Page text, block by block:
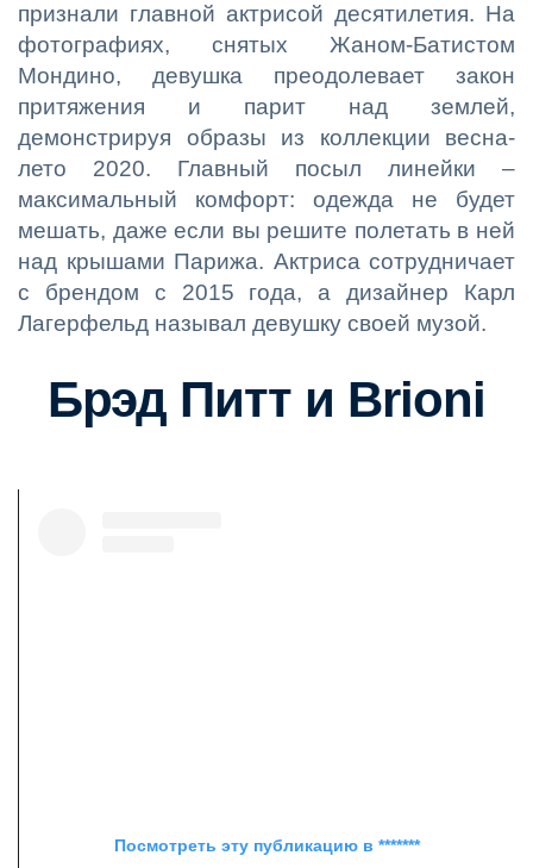
признали главной актрисой десятилетия. На
фотографиях, снятых Жаном-Батистом
Мондино, девушка преодолевает закон
притяжения и парит над землей,
демонстрируя образы из коллекции весна-
лето 2020. Главный посыл линейки –
максимальный комфорт: одежда не будет
мешать, даже если вы решите полетать в ней
над крышами Парижа. Актриса сотрудничает
с брендом с 2015 года, а дизайнер Карл
Лагерфельд называл девушку своей музой.
Брэд Питт и Brioni
Посмотреть эту публикацию в *******